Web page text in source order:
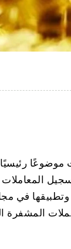
رئيسيًا
وتطبيقها في
المشفرة